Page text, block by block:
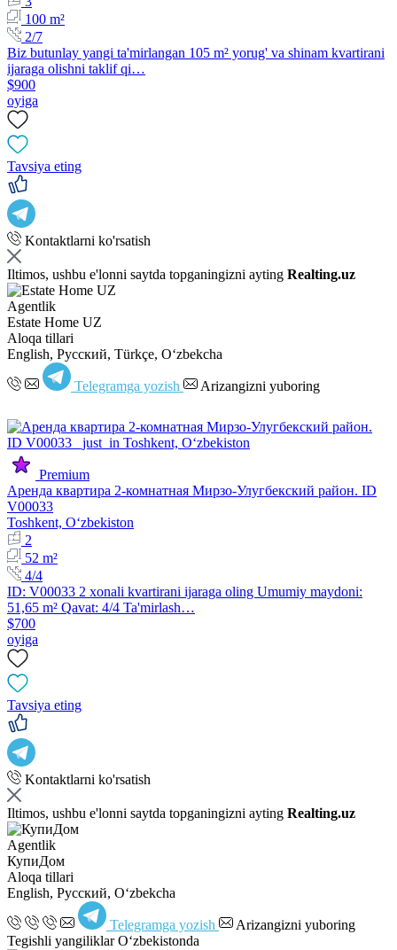
100 m²
2/7
Biz butunlay yangi ta'mirlangan 105 m² yorug' va shinam kvartirani
ijaraga olishni taklif qi…
$900
oyiga
Tavsiya eting
Kontaktlarni ko'rsatish
Iltimos, ushbu e'lonni saytda topganingizni ayting Realting.uz
Agentlik
Estate Home UZ
Aloqa tillari
English, Русский, Türkçe, Oʻzbekcha
Telegramga yozish Arizangizni yuboring
Premium
Аренда квартира 2-комнатная Мирзо-Улугбекский район. ID
V00033
Toshkent, Oʻzbekiston
2
52 m²
4/4
ID: V00033 2 xonali kvartirani ijaraga oling Umumiy maydoni:
51,65 m² Qavat: 4/4 Ta'mirlash…
$700
oyiga
Tavsiya eting
Kontaktlarni ko'rsatish
Iltimos, ushbu e'lonni saytda topganingizni ayting Realting.uz
Agentlik
КупиДом
Aloqa tillari
English, Русский, Oʻzbekcha
Telegramga yozish
Arizangizni yuboring
Tegishli yangiliklar O‘zbekistonda